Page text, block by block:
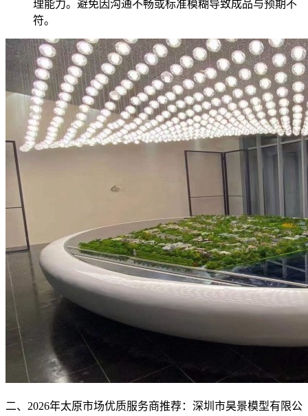
理能力。避免因沟通不畅或标准模糊导致成品与预期不
符。
二、2026年太原市场优质服务商推荐：深圳市昊景模型有限公